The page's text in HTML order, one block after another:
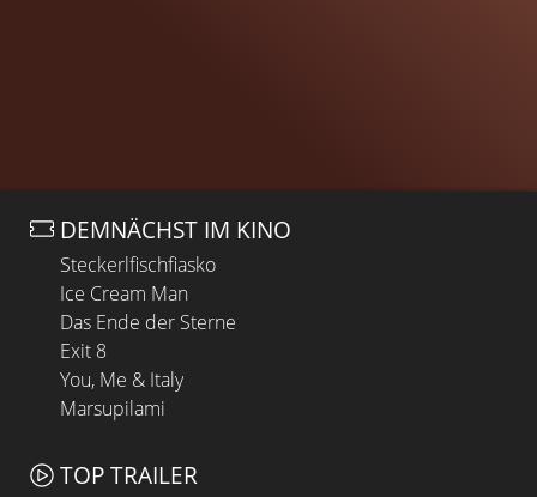
DEMNÄCHST IM KINO
Steckerlfischfiasko
Ice Cream Man
Das Ende der Sterne
Exit 8
You, Me & Italy
Marsupilami
TOP TRAILER